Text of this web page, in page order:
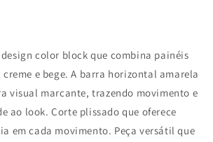
color block que combina painéis
e bege. A barra horizontal amarela
visual marcante, trazendo movimento e
ao look. Corte plissado que oferece
em cada movimento. Peça versátil que